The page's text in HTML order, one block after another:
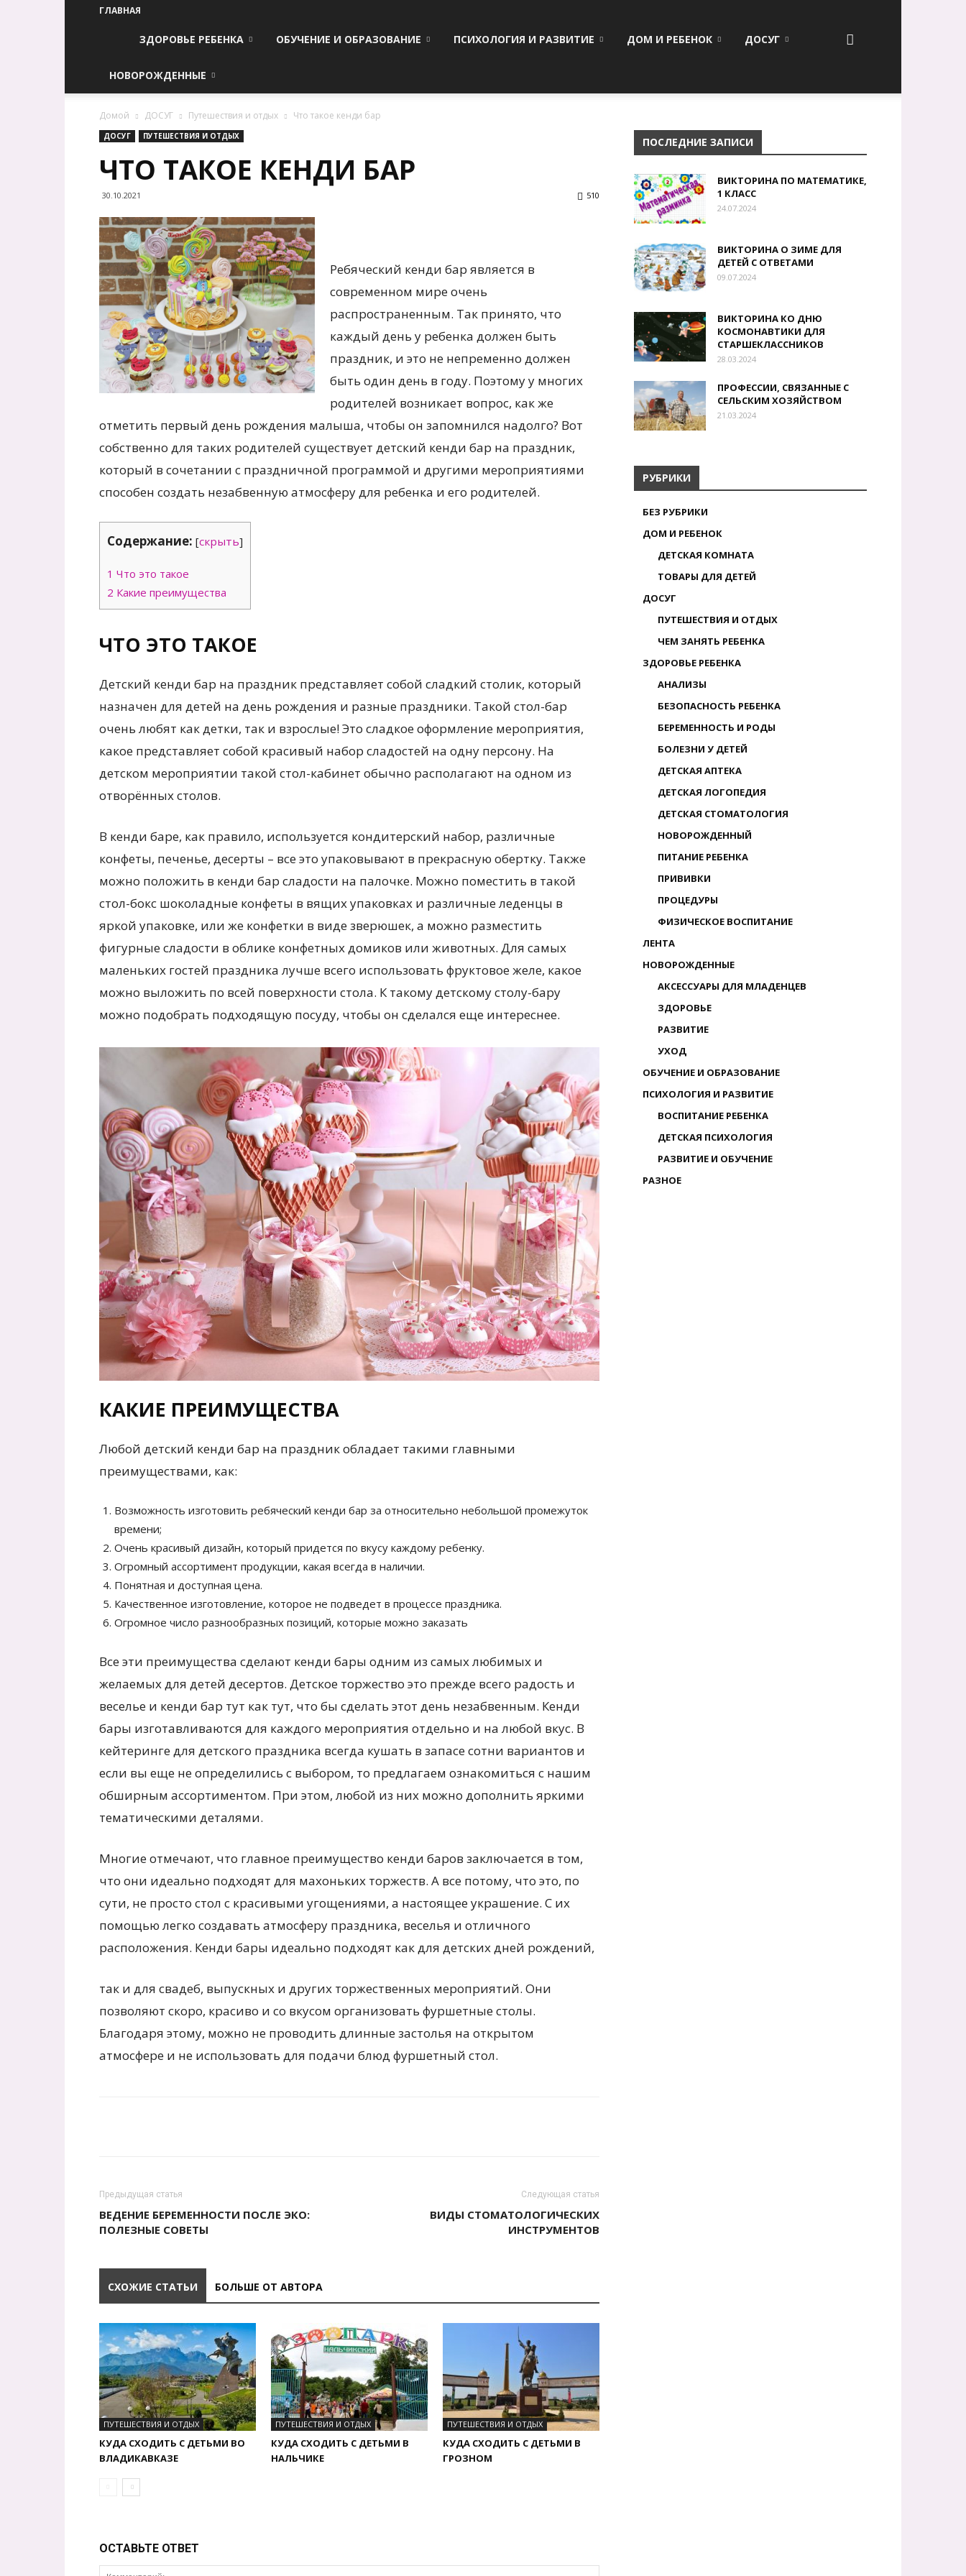
ГЛАВНАЯ
ЗДОРОВЬЕ РЕБЕНКА ОБУЧЕНИЕ И ОБРАЗОВАНИЕ ПСИХОЛОГИЯ И РАЗВИТИЕ ДОМ И РЕБЕНОК ДОСУГ
НОВОРОЖДЕННЫЕ
Домой ДОСУГ Путешествия и отдых Что такое кенди бар
ДОСУГ ПУТЕШЕСТВИЯ И ОТДЫХ
ЧТО ТАКОЕ КЕНДИ БАР
30.10.2021 510
Ребяческий кенди бар является в
современном мире очень
распространенным. Так принято, что
каждый день у ребенка должен быть
праздник, и это не непременно должен
быть один день в году. Поэтому у многих
родителей возникает вопрос, как же
отметить первый день рождения малыша, чтобы он запомнился надолго? Вот
собственно для таких родителей существует детский кенди бар на праздник,
который в сочетании с праздничной программой и другими мероприятиями
способен создать незабвенную атмосферу для ребенка и его родителей.
Содержание: [скрыть]
1 Что это такое
2 Какие преимущества
ЧТО ЭТО ТАКОЕ
Детский кенди бар на праздник представляет собой сладкий столик, который
назначен для детей на день рождения и разные праздники. Такой стол-бар
очень любят как детки, так и взрослые! Это сладкое оформление мероприятия,
какое представляет собой красивый набор сладостей на одну персону. На
детском мероприятии такой стол-кабинет обычно располагают на одном из
отворённых столов.
В кенди баре, как правило, используется кондитерский набор, различные
конфеты, печенье, десерты – все это упаковывают в прекрасную обертку. Также
можно положить в кенди бар сладости на палочке. Можно поместить в такой
стол-бокс шоколадные конфеты в вящих упаковках и различные леденцы в
яркой упаковке, или же конфетки в виде зверюшек, а можно разместить
фигурные сладости в облике конфетных домиков или животных. Для самых
маленьких гостей праздника лучше всего использовать фруктовое желе, какое
можно выложить по всей поверхности стола. К такому детскому столу-бару
можно подобрать подходящую посуду, чтобы он сделался еще интереснее.
КАКИЕ ПРЕИМУЩЕСТВА
Любой детский кенди бар на праздник обладает такими главными
преимуществами, как:
Возможность изготовить ребяческий кенди бар за относительно небольшой промежуток
времени;
Очень красивый дизайн, который придется по вкусу каждому ребенку.
Огромный ассортимент продукции, какая всегда в наличии.
Понятная и доступная цена.
Качественное изготовление, которое не подведет в процессе праздника.
Огромное число разнообразных позиций, которые можно заказать
Все эти преимущества сделают кенди бары одним из самых любимых и
желаемых для детей десертов. Детское торжество это прежде всего радость и
веселье и кенди бар тут как тут, что бы сделать этот день незабвенным. Кенди
бары изготавливаются для каждого мероприятия отдельно и на любой вкус. В
кейтеринге для детского праздника всегда кушать в запасе сотни вариантов и
если вы еще не определились с выбором, то предлагаем ознакомиться с нашим
обширным ассортиментом. При этом, любой из них можно дополнить яркими
тематическими деталями.
Многие отмечают, что главное преимущество кенди баров заключается в том,
что они идеально подходят для махоньких торжеств. А все потому, что это, по
сути, не просто стол с красивыми угощениями, а настоящее украшение. С их
помощью легко создавать атмосферу праздника, веселья и отличного
расположения. Кенди бары идеально подходят как для детских дней рождений,
так и для свадеб, выпускных и других торжественных мероприятий. Они
позволяют скоро, красиво и со вкусом организовать фуршетные столы.
Благодаря этому, можно не проводить длинные застолья на открытом
атмосфере и не использовать для подачи блюд фуршетный стол.
Предыдущая статья
ВЕДЕНИЕ БЕРЕМЕННОСТИ ПОСЛЕ ЭКО:
ПОЛЕЗНЫЕ СОВЕТЫ
Следующая статья
ВИДЫ СТОМАТОЛОГИЧЕСКИХ
ИНСТРУМЕНТОВ
СХОЖИЕ СТАТЬИ БОЛЬШЕ ОТ АВТОРА
ПУТЕШЕСТВИЯ И ОТДЫХ
КУДА СХОДИТЬ С ДЕТЬМИ ВО
ВЛАДИКАВКАЗЕ
ПУТЕШЕСТВИЯ И ОТДЫХ
КУДА СХОДИТЬ С ДЕТЬМИ В
НАЛЬЧИКЕ
ПУТЕШЕСТВИЯ И ОТДЫХ
КУДА СХОДИТЬ С ДЕТЬМИ В
ГРОЗНОМ
ОСТАВЬТЕ ОТВЕТ
ПОСЛЕДНИЕ ЗАПИСИ
ВИКТОРИНА ПО МАТЕМАТИКЕ,
1 КЛАСС
24.07.2024
ВИКТОРИНА О ЗИМЕ ДЛЯ
ДЕТЕЙ С ОТВЕТАМИ
09.07.2024
ВИКТОРИНА КО ДНЮ
КОСМОНАВТИКИ ДЛЯ
СТАРШЕКЛАССНИКОВ
28.03.2024
ПРОФЕССИИ, СВЯЗАННЫЕ С
СЕЛЬСКИМ ХОЗЯЙСТВОМ
21.03.2024
РУБРИКИ
БЕЗ РУБРИКИ
ДОМ И РЕБЕНОК
ДЕТСКАЯ КОМНАТА
ТОВАРЫ ДЛЯ ДЕТЕЙ
ДОСУГ
ПУТЕШЕСТВИЯ И ОТДЫХ
ЧЕМ ЗАНЯТЬ РЕБЕНКА
ЗДОРОВЬЕ РЕБЕНКА
АНАЛИЗЫ
БЕЗОПАСНОСТЬ РЕБЕНКА
БЕРЕМЕННОСТЬ И РОДЫ
БОЛЕЗНИ У ДЕТЕЙ
ДЕТСКАЯ АПТЕКА
ДЕТСКАЯ ЛОГОПЕДИЯ
ДЕТСКАЯ СТОМАТОЛОГИЯ
НОВОРОЖДЕННЫЙ
ПИТАНИЕ РЕБЕНКА
ПРИВИВКИ
ПРОЦЕДУРЫ
ФИЗИЧЕСКОЕ ВОСПИТАНИЕ
ЛЕНТА
НОВОРОЖДЕННЫЕ
АКСЕССУАРЫ ДЛЯ МЛАДЕНЦЕВ
ЗДОРОВЬЕ
РАЗВИТИЕ
УХОД
ОБУЧЕНИЕ И ОБРАЗОВАНИЕ
ПСИХОЛОГИЯ И РАЗВИТИЕ
ВОСПИТАНИЕ РЕБЕНКА
ДЕТСКАЯ ПСИХОЛОГИЯ
РАЗВИТИЕ И ОБУЧЕНИЕ
РАЗНОЕ